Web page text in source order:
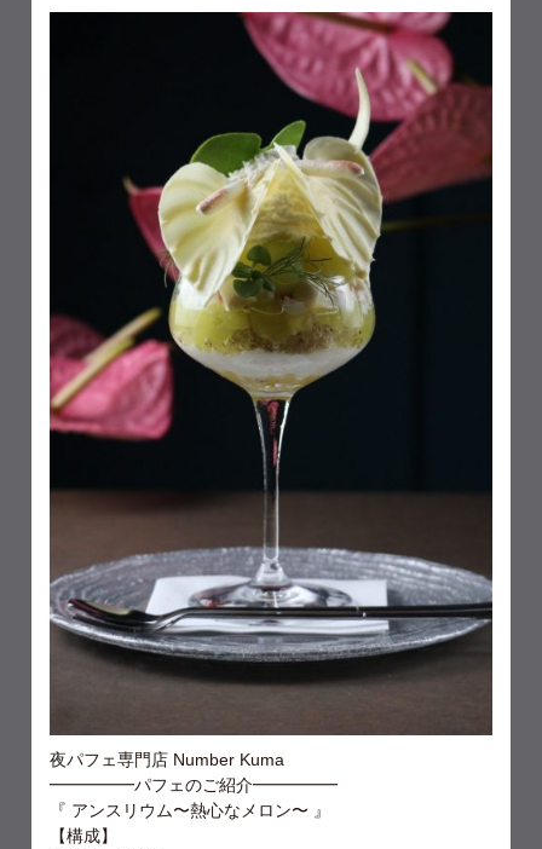
夜パフェ専門店 Number Kuma
━━━━━パフェのご紹介━━━━━
『 アンスリウム〜熱心なメロン〜 』
【構成】